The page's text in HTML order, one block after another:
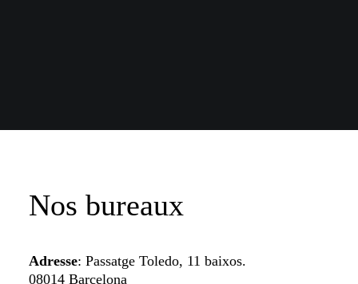
Nos bureaux
Adresse: Passatge Toledo, 11 baixos.
08014 Barcelona